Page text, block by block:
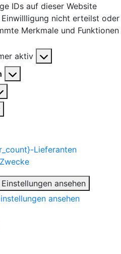
IDs auf dieser Website
nicht erteilst oder
Merkmale und Funktionen
aktiv
Lieferanten
Einstellungen ansehen
ansehen